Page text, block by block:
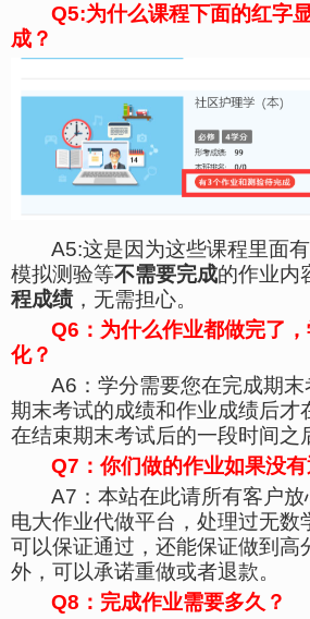
Q5:为什么课程下面的红字
成？
A5:这是因为这些课程里面
模拟测验等不需要完成的作业内
程成绩，无需担心。
Q6 ：为什么作业都做完了
化？
A6 ：学分需要您在完成期
期末考试的成绩和作业成绩后才
在结束期末考试后的一段时间之
Q7 ：你们做的作业如果没
A7 ：本站在此请所有客户
电大作业代做平台，处理过无数
可以保证通过，还能保证做到高
外，可以承诺重做或者退款。
Q8 ：完成作业需要多久？